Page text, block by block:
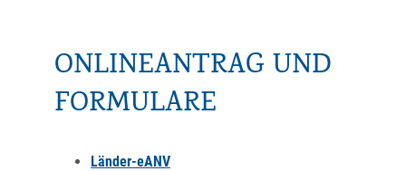
ONLINEANTRAG UND
FORMULARE
Länder-eANV